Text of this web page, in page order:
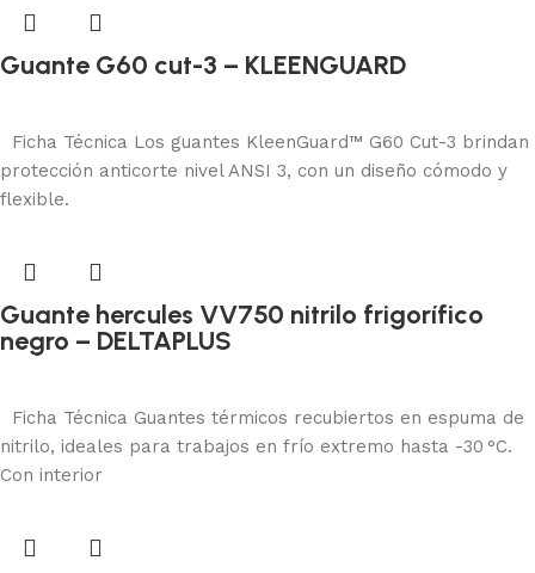
Guante G60 cut-3 – KLEENGUARD
Ficha Técnica Los guantes KleenGuard™ G60 Cut-3 brindan
protección anticorte nivel ANSI 3, con un diseño cómodo y
flexible.
Guante hercules VV750 nitrilo frigorífico
negro – DELTAPLUS
Protección manual
Ficha Técnica Guantes térmicos recubiertos en espuma de
nitrilo, ideales para trabajos en frío extremo hasta -30 °C.
Con interior